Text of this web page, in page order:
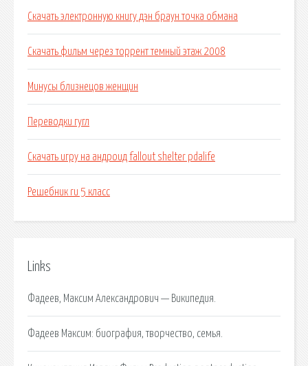
Скачать электронную книгу дэн браун точка обмана
Скачать фильм через торрент темный этаж 2008
Минусы близнецов женщин
Переводки гугл
Скачать игру на андроид fallout shelter pdalife
Решебник ru 5 класс
Links
Фадеев, Максим Александрович — Википедия.
Фадеев Максим: биография, творчество, семья.